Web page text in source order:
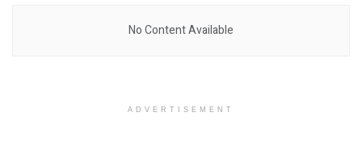
No Content Available
ADVERTISEMENT